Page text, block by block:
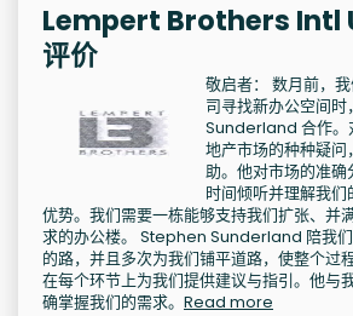
Lempert Brothers Intl
评价
敬启者： 数月前，
司寻找新办公空间
Sunderland 合作。
地产市场的种种疑
助。他对市场的准
时间倾听并理解我
优势。我们需要一栋能够支持我们扩张、并
求的办公楼。 Stephen Sunderland 陪我
的路，并且多次为我们铺平道路，使整个过
在每个环节上为我们提供建议与指引。他与
确掌握我们的需求。 Read more